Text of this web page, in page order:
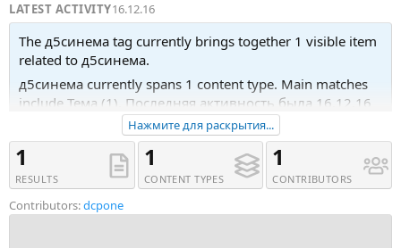
LATEST ACTIVITY16.12.16
The д5синема tag currently brings together 1 visible item
related to д5синема.
д5синема currently spans 1 content type. Main matches
include Тема (1). Последняя активность была 16.12.16
Recent tagged content includes Тема 'Нужно
переработать шаблон D5CINEMA'.
Нажмите для раскрытия...
1
RESULTS
1
CONTENT TYPES
1
CONTRIBUTORS
Contributors:dcpone